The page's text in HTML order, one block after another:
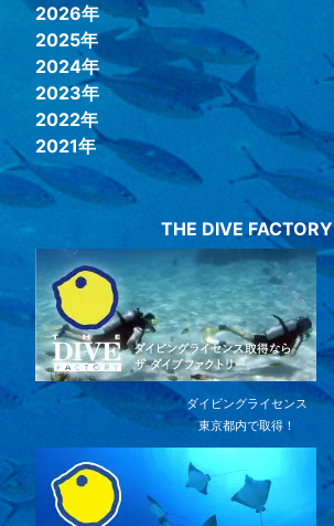
2026年
2025年
2024年
2023年
2022年
2021年
THE DIVE FACTORY
ダイビングライセンス
東京都内で取得！